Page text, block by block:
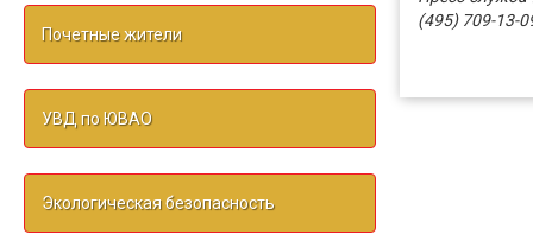
Почетные жители
УВД по ЮВАО
Экологическая безопасность
(495) 709-13-